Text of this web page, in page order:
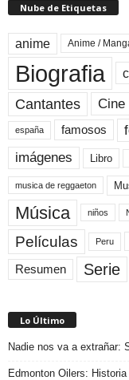
Nube de Etiquetas
anime Anime /
Biografia
Cantantes Cine
españa famosos
imágenes Libro
musica de reggaeton
Música niños
Películas Peru
Resumen Serie
Lo Último
Nadie nos va a extrañar:
Edmonton Oilers: